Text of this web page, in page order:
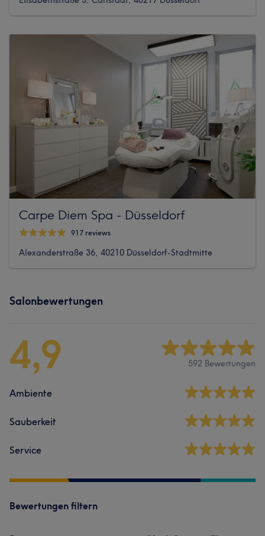
Carpe Diem Spa - Düsseldorf
917 reviews
Alexanderstraße 36, 40210 Düsseldorf-Stadtmitte
Salonbewertungen
4,9 592 Bewertungen
Ambiente
Sauberkeit
Service
Bewertungen filtern